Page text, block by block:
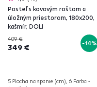
Posteľ s kovovým roštom a
úložným priestorom, 180x200,
kašmír, DOLI
409 €
349 € -14%
5 Plocha na spanie (cm), 6 Farba -